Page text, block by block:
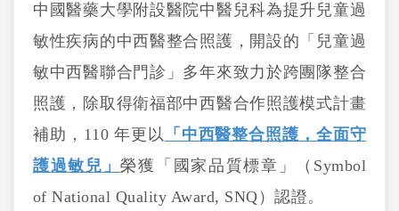
中國醫藥大學附設醫院中醫兒科為提升兒童過
敏性疾病的中西醫整合照護，開設的「兒童過
敏中西醫聯合門診」多年來致力於跨團隊整合
照護，除取得衛福部中西醫合作照護模式計畫
補助，110 年更以 「中西醫整合照護，全面守
護過敏兒」榮獲「國家品質標章」（Symbol
of National Quality Award, SNQ）認證。